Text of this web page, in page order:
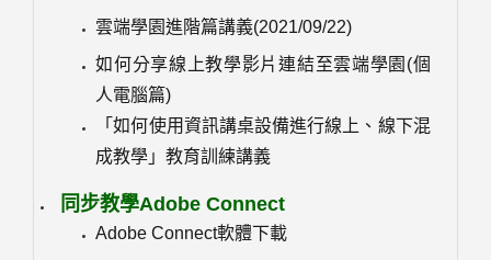
雲端學園進階篇講義(2021/09/22)
如何分享線上教學影片連結至雲端學園(個
人電腦篇)
「如何使用資訊講桌設備進行線上、線下混
成教學」教育訓練講義
同步教學Adobe Connect
Adobe Connect軟體下載